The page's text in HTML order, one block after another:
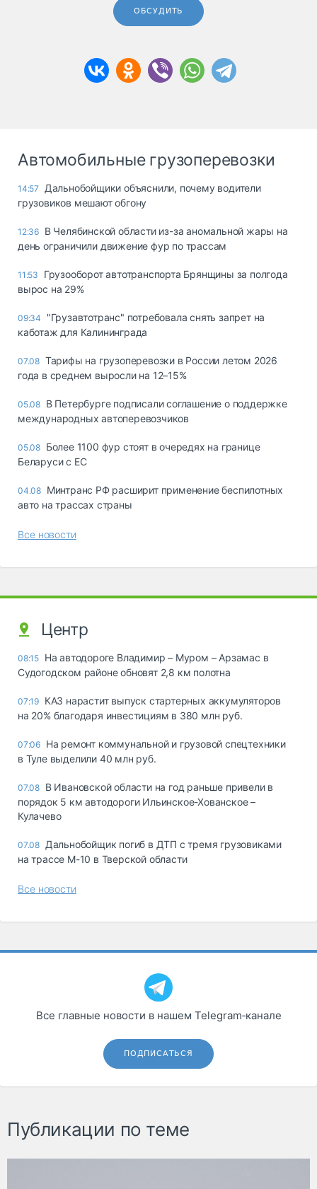
ОБСУДИТЬ
Автомобильные грузоперевозки
14:57
Дальнобойщики объяснили, почему водители
грузовиков мешают обгону
12:36 В Челябинской области из-за аномальной жары на
день ограничили движение фур по трассам
11:53
Грузооборот автотранспорта Брянщины за полгода
вырос на 29%
09:34
"Грузавтотранс" потребовала снять запрет на
каботаж для Калининграда
07.08 Тарифы на грузоперевозки в России летом 2026
года в среднем выросли на 12–15%
05.08 В Петербурге подписали соглашение о поддержке
международных автоперевозчиков
05.08 Более 1100 фур стоят в очередях на границе
Беларуси с ЕС
04.08 Минтранс РФ расширит применение беспилотных
авто на трассах страны
Все новости
Центр
08:15 На автодороге Владимир – Муром – Арзамас в
Судогодском районе обновят 2,8 км полотна
07:19 КАЗ нарастит выпуск стартерных аккумуляторов
на 20% благодаря инвестициям в 380 млн руб.
07:06 На ремонт коммунальной и грузовой спецтехники
в Туле выделили 40 млн руб.
07.08 В Ивановской области на год раньше привели в
порядок 5 км автодороги Ильинское-Хованское –
Кулачево
07.08 Дальнобойщик погиб в ДТП с тремя грузовиками
на трассе М-10 в Тверской области
Все новости
Все главные новости в нашем Telegram‑канале
ПОДПИСАТЬСЯ
Публикации по теме